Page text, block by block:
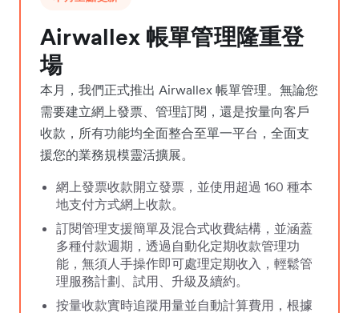
Airwallex 帳單管理隆重登
場
本月，我們正式推出 Airwallex 帳單管理。無論您
需要建立網上發票、管理訂閱，還是按量向客戶
收款，所有功能均全面整合至單一平台，全面支
援您的業務規模靈活擴展。
網上發票收款開立發票，並使用超過 160 種本
地支付方式網上收款。
訂閱管理支援簡單及混合式收費結構，並涵蓋
多種付款週期，透過自動化定期收款管理功
能，無須人手操作即可處理定期收入，輕鬆管
理服務計劃、試用、升級及續約。
按量收款實時追蹤用量並自動計算費用，根據